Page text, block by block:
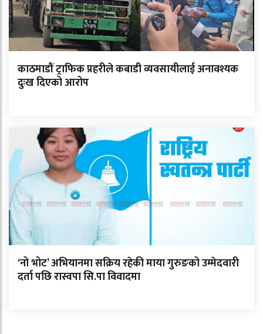
काठमाडौं ट्राफिक प्रहरीले कबाडी व्यवसायीलाई अनावश्यक
दुःख दिएको आरोप
‘नो भोट’ अभियानमा सक्रिय रहेकी माया गुरुङको उम्मेदवारी
दर्ता पछि रास्वपा सि.पा विवादमा